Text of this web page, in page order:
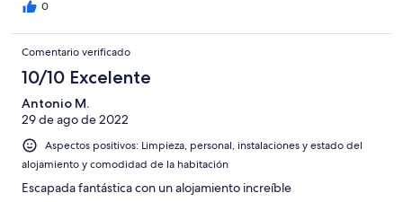
0
Comentario verificado
10/10 Excelente
Antonio M.
29 de ago de 2022
Aspectos positivos: Limpieza, personal, instalaciones y estado del
alojamiento y comodidad de la habitación
Escapada fantástica con un alojamiento increíble